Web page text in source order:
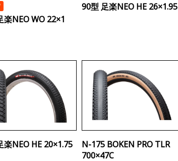
楽NEO WO 22×1
90型 足楽NEO HE 26×1.95
楽NEO HE 20×1.75
N-175 BOKEN PRO TLR
700×47C